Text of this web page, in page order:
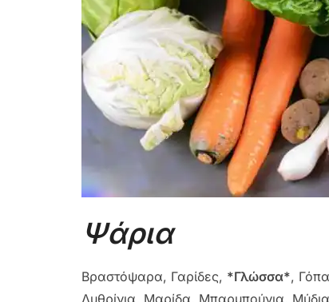
Ψάρια
Βραστόψαρα, Γαρίδες, *Γλώσσα*,
Λυθρίνια, Μαρίδα, Μπαρμπούνια,